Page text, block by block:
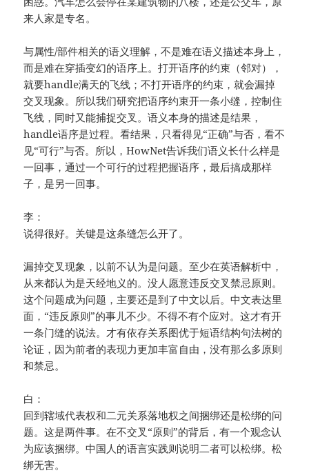
来人家是专名。
与属性/部件相关的语义理解，不是难在语义描述本身上，
而是难在穿插变幻的语序上。打开语序的约束（邻对），
就要handle满天的飞线；不打开语序的约束，就会漏掉
交叉现象。所以我们研究把语序约束开一条小缝，控制住
飞线，同时又能捕捉交叉。语义本身的描述是结果，
handle语序是过程。看结果，只看得见“正确”与否，看不
见“可行”与否。所以，HowNet告诉我们语义长什么样是
一回事，通过一个可行的过程把握语序，最后搞成那样
子，是另一回事。
李：
说得很好。关键是这条缝怎么开了。
漏掉交叉现象，以前不认为是问题。至少在英语解析中，
从来都认为是天经地义的。没人愿意违反交叉禁忌原则。
这个问题成为问题，主要还是到了中文以后。中文表达里
面，“违反原则”的事儿不少。不得不有个应对。这才有开
一条门缝的说法。才有依存关系图优于短语结构句法树的
论证，因为前者的表现力更加丰富自由，没有那么多原则
和禁忌。
白：
回到辖域代表权和二元关系落地权之间捆绑还是松绑的问
题。这是两件事。在不交叉“原则”的背后，有一个观念认
为应该捆绑。中国人的语言实践则说明二者可以松绑。松
绑无害。